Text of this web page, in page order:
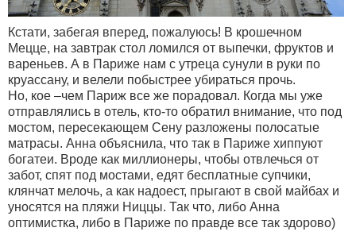
Кстати, забегая вперед, пожалуюсь! В крошечном
Мецце, на завтрак стол ломился от выпечки, фруктов и
вареньев. А в Париже нам с утреца сунули в руки по
круассану, и велели побыстрее убираться прочь.
Но, кое –чем Париж все же порадовал. Когда мы уже
отправлялись в отель, кто-то обратил внимание, что под
мостом, пересекающем Сену разложены полосатые
матрасы. Анна объяснила, что так в Париже хиппуют
богатеи. Вроде как миллионеры, чтобы отвлечься от
забот, спят под мостами, едят бесплатные супчики,
клянчат мелочь, а как надоест, прыгают в свой майбах и
уносятся на пляжи Ниццы. Так что, либо Анна
оптимистка, либо в Париже по правде все так здорово)